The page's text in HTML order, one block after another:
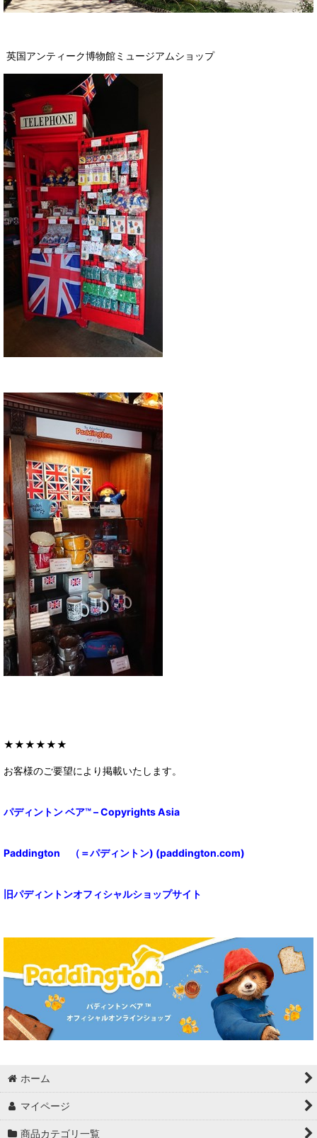
英国アンティーク博物館ミュージアムショップ
★★★★★★
お客様のご要望により掲載いたします。
パディントン ベア™ – Copyrights Asia
Paddington （＝パディントン) (paddington.com)
旧パディントンオフィシャルショップサイト
ホーム
マイページ
商品カテゴリ一覧